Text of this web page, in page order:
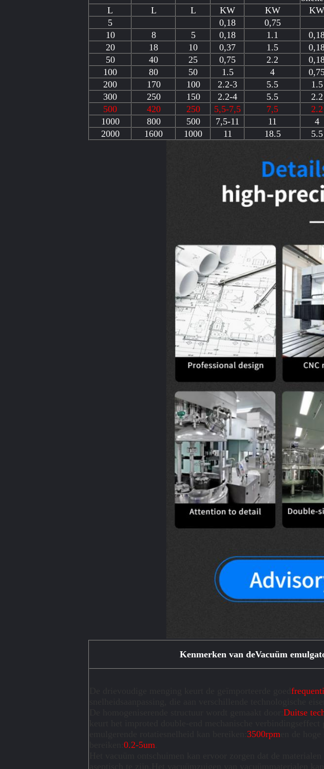
We
L L L KW KW KW
5
0,18 0,75
10
8 5 0,18 1.1
20
18 10 0,37 1.5
50
40 25 0,75 2.2
100
80 50 1.5 4
200
170 100 2.2-3 5.5 1.5
300
250 150 2.2-4 5.5 2.2
500
420 250 5,5-7,5 7,5 2.2
1000
800 500 7,5-11 11 4
2000
1600 1000 11 18.5 5.5
Kenmerken van deVacuüm
Duitse
3500rpm
0.2-5um